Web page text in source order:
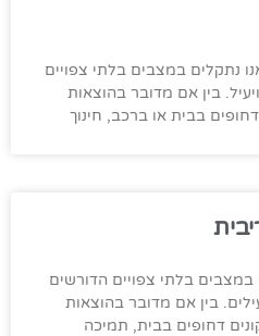
נתקלים במצבים בלתי צפויים
בין אם מדובר בהוצאות
בבית או ברכב, חינוך
במצבים בלתי צפויים הדורשים
בין אם מדובר בהוצאות
דחופים בבית, תמיכה